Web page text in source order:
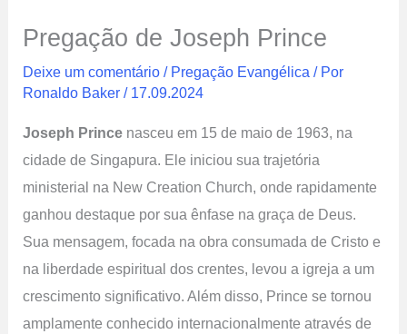
Pregação de Joseph Prince
Deixe um comentário / Pregação Evangélica / Por
Ronaldo Baker/ 17.09.2024
Joseph Prince nasceu em 15 de maio de 1963, na
cidade de Singapura. Ele iniciou sua trajetória
ministerial na New Creation Church, onde rapidamente
ganhou destaque por sua ênfase na graça de Deus.
Sua mensagem, focada na obra consumada de Cristo e
na liberdade espiritual dos crentes, levou a igreja a um
crescimento significativo. Além disso, Prince se tornou
amplamente conhecido internacionalmente através de